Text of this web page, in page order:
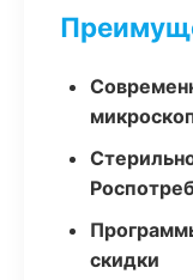
скидки